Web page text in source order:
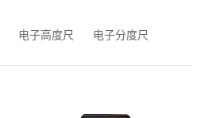
电子高度尺 电子分度尺